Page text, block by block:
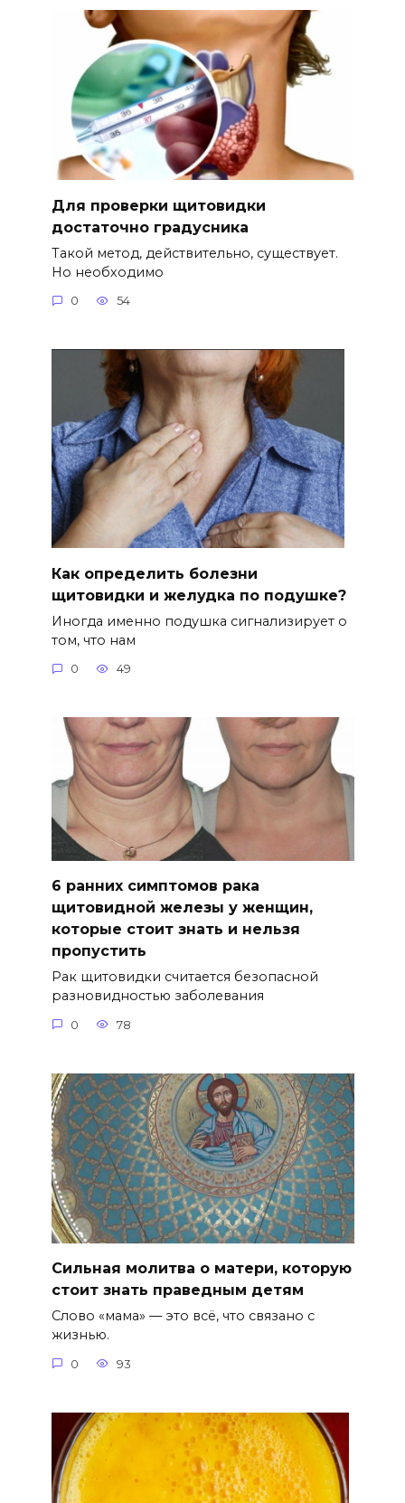
Для проверки щитовидки
достаточно градусника
Такой метод, действительно, существует.
Но необходимо
0 54
Как определить болезни
щитовидки и желудка по подушке?
Иногда именно подушка сигнализирует о
том, что нам
0 49
6 ранних симптомов рака
щитовидной железы у женщин,
которые стоит знать и нельзя
пропустить
Рак щитовидки считается безопасной
разновидностью заболевания
0 78
Сильная молитва о матери, которую
стоит знать праведным детям
Слово «мама» — это всё, что связано с
жизнью.
0 93